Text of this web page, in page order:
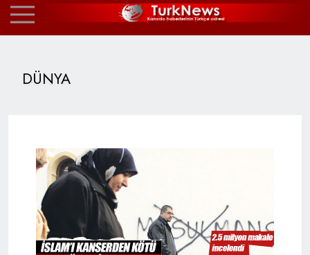
DÜNYA